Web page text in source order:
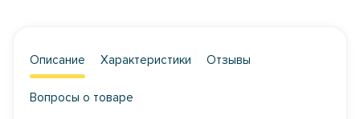
Описание Характеристики Отзывы
Вопросы о товаре